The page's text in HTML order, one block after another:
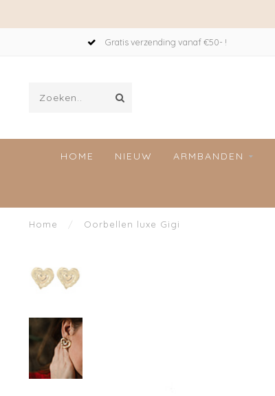
Gratis verzending vanaf €50- !
HOME NIEUW ARMBANDEN
Home / Oorbellen luxe Gigi